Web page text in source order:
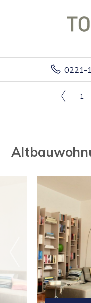
0221-
1